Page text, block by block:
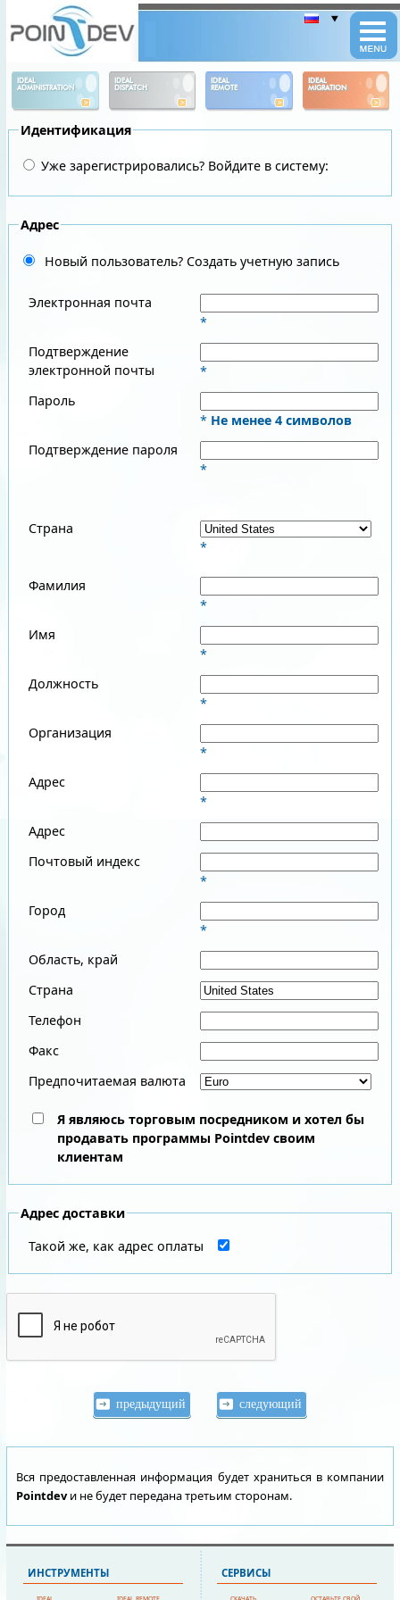
IDEAL
ADMINISTRATION
IDEAL
DISPATCH
IDEAL
REMOTE
IDEAL
MIGRATION
Идентификация
Уже зарегистрировались? Войдите в систему:
Адрес
Новый пользователь? Создать учетную запись
Электронная почта
*
Подтверждение
электронной почты
*
Пароль
* Не менее 4 символов
Подтверждение пароля
*
Страна
*
Фамилия
*
Имя
*
Должность
*
Организация
*
Адрес
*
Адрес
Почтовый индекс
*
Город
*
Область, край
Страна
Телефон
Факс
Предпочитаемая валюта
Я являюсь торговым посредником и хотел бы
продавать программы Pointdev своим
клиентам
Адрес доставки
Такой же, как адрес оплаты
Вся предоставленная информация будет храниться в компании
Pointdevи не будет передана третьим сторонам.
ИНСТРУМЕНТЫ
IDEAL IDEAL REMOTE
СЕРВИСЫ
СКАЧАТЬ ОСТАВЬТЕ СВОЙ
Panneau de gestion des cookies